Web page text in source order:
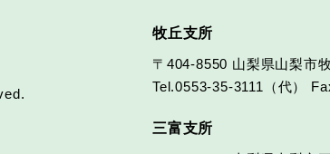
牧丘支所
〒404-8550 山梨県山梨市
Tel.0553-35-3111（代）
三富支所